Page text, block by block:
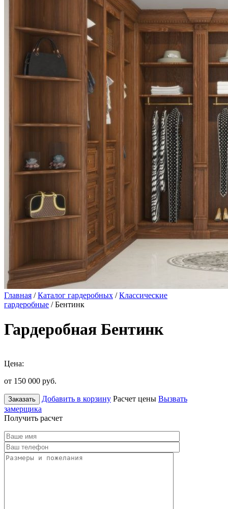
Главная /Каталог гардеробных /Классические
гардеробные / Бентинк
Гардеробная Бентинк
Цена:
от 150 000 руб.
Заказать Добавить в корзину Расчет цены Вызвать
замерщика
Получить расчет